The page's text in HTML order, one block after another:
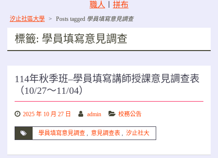
職人
拼布
汐止社區大學 > Posts tagged 學員填寫意見調查
標籤: 學員填寫意見調查
114年秋季班–學員填寫講師授課意見調查表
（10/27～11/04）
2025 年 10 月 27 日 admin 校務公告
學員填寫意見調查 , 意見調查表 , 汐止社大